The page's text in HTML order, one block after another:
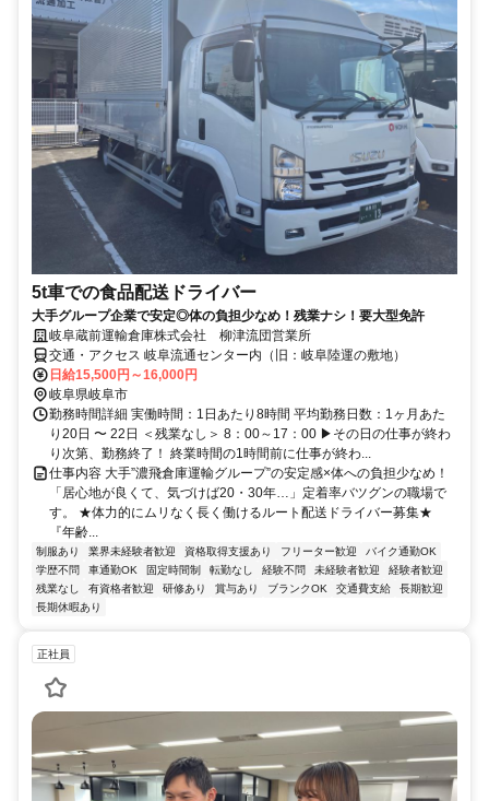
5t車での食品配送ドライバー
大手グループ企業で安定◎体の負担少なめ！残業ナシ！要大型免許
岐阜蔵前運輸倉庫株式会社 柳津流団営業所
交通・アクセス 岐阜流通センター内（旧：岐阜陸運の敷地）
日給15,500円～16,000円
岐阜県岐阜市
勤務時間詳細 実働時間：1日あたり8時間 平均勤務日数：1ヶ月あた
り20日 〜 22日 ＜残業なし＞ 8：00～17：00 ▶その日の仕事が終わ
り次第、勤務終了！ 終業時間の1時間前に仕事が終わ...
仕事内容 大手”濃飛倉庫運輸グループ”の安定感×体への負担少なめ！
「居心地が良くて、気づけば20・30年…」定着率バツグンの職場で
す。 ★体力的にムリなく長く働けるルート配送ドライバー募集★
『年齢...
制服あり 業界未経験者歓迎 資格取得支援あり フリーター歓迎
バイク通勤OK
学歴不問
車通勤OK 固定時間制 転勤なし 経験不問 未経験者歓迎
経験者歓迎
残業なし
有資格者歓迎 研修あり 賞与あり ブランクOK 交通費支給
長期歓迎
長期休暇あり
正社員